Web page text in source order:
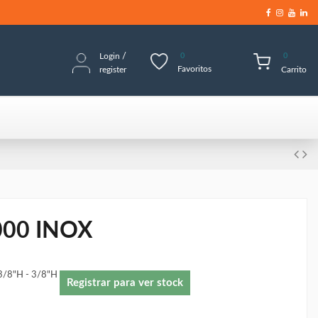
Login /
register
0
Favoritos
0
Carrito
INOX
8"H - 3/8"H
Registrar para ver stock